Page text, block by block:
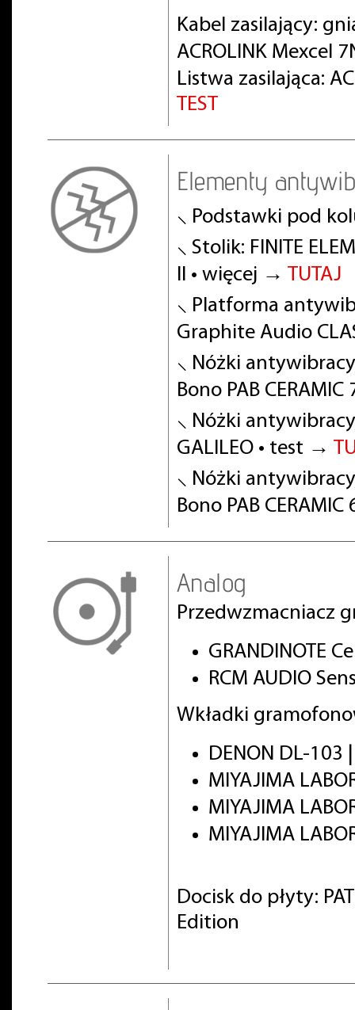
Kabel zasilający:
ACROLINK Mexcel
Listwa zasilająca:
TEST
Elementy
⸜ Podstawki pod
⸜ Stolik: FINITE
II • więcej → TUTAJ
⸜ Platforma
Graphite Audio
⸜ Nóżki
Bono PAB
⸜ Nóżki
GALILEO • test →
⸜ Nóżki
Bono PAB
Analog
Przedwzmacniacz
GRANDINOTE
RCM AUDIO
Wkładki
DENON DL-103
MIYAJIMA
MIYAJIMA
MIYAJIMA
Docisk do płyty:
Edition